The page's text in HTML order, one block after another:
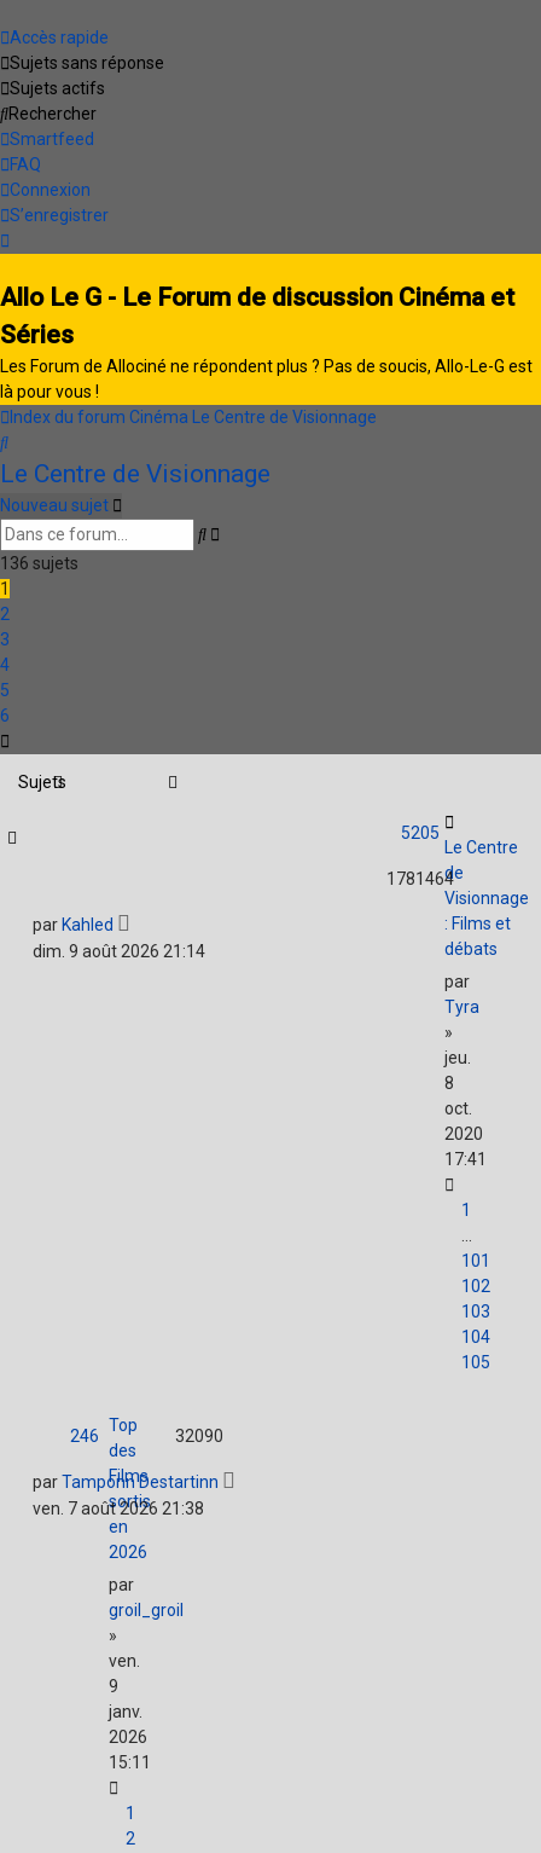
Accès rapide
Sujets sans réponse
Sujets actifs
Rechercher
Smartfeed
FAQ
Connexion
S’enregistrer
Allo Le G - Le Forum de discussion Cinéma et
Séries
Les Forum de Allociné ne répondent plus ? Pas de soucis, Allo-Le-G est
là pour vous !
Index du forum Cinéma
Le Centre de Visionnage
Rechercher
Le Centre de Visionnage
Nouveau sujet
Rechercher
136 sujets
1
2
3
4
5
6
Sujets
Le Centre
de
Visionnage
: Films et
débats
par
Tyra
»
jeu.
8
oct.
2020
17:41
1
101
102
103
104
105
5205
1781464
par Kahled
dim. 9 août 2026 21:14
Top
des
Films
sortis
en
2026
par
groil_groil
»
ven.
9
janv.
2026
15:11
1
2
246 32090
parTamponn Destartinn
ven. 7 août 2026 21:38